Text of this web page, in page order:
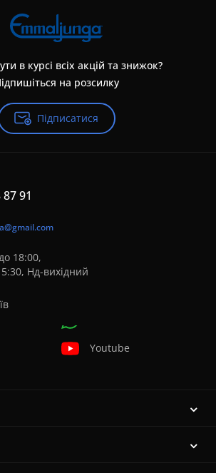
в курсі всіх акцій та знижок?
на розсилку
Підписатися
91
18:00,
Нд-вихідний
Youtube